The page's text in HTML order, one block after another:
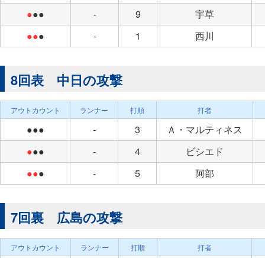
●●● - 9
宇草
●●● - 1 西川
8回表 中日の攻撃
アウトカウント ランナー 打順 打者
●●● - 3
Ａ・マルティネス
●●● - 4
ビシエド
●●● - 5 阿部
7回裏 広島の攻撃
アウトカウント ランナー 打順 打者